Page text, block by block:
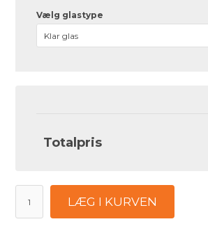
Vælg glastype
Totalpris
LÆG I KURVEN